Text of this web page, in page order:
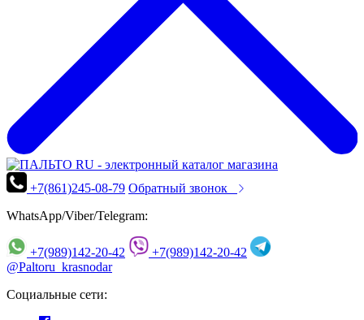
+7(861)245-08-79 Обратный звонок
WhatsApp/Viber/Telegram:
+7(989)142-20-42
+7(989)142-20-42
@Paltoru_krasnodar
Социальные сети: